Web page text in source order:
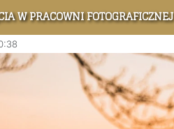
W PRACOWNI FOTOGRAFICZNEJ